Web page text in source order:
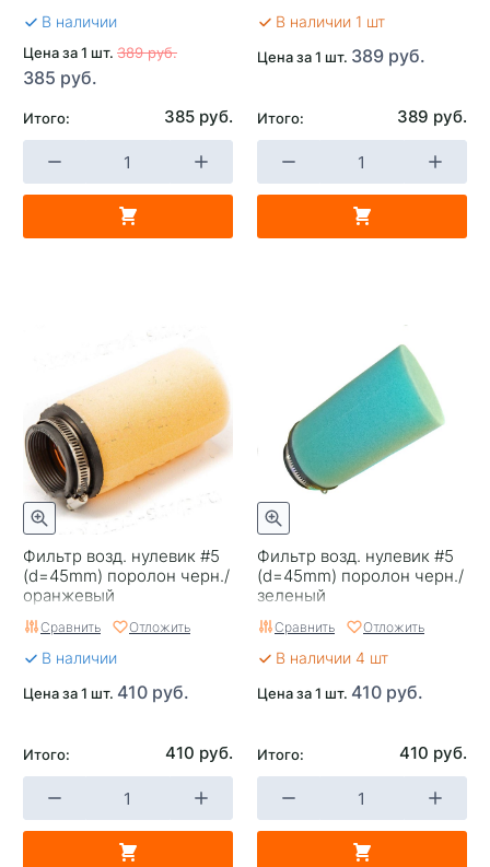
В наличии
Цена за 1 шт. 389 руб.
385 руб.
Итого: 385 руб.
В наличии 1 шт
Цена за 1 шт. 389 руб.
Итого: 389 руб.
Фильтр возд. нулевик #5
(d=45mm) поролон черн./
оранжевый
Сравнить Отложить
В наличии
Цена за 1 шт. 410 руб.
Итого: 410 руб.
Фильтр возд. нулевик #5
(d=45mm) поролон черн./
зеленый
Сравнить Отложить
В наличии 4 шт
Цена за 1 шт. 410 руб.
Итого: 410 руб.